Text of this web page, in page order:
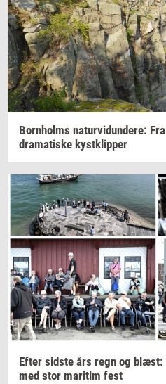
Born­holms na­tur­vi­dun­de­re: Fra
dra­ma­ti­ske kyst­klip­per
Efter sid­ste års regn og blæst:
med stor ma­ri­tim fest